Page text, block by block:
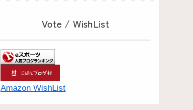
Vote / WishList
Amazon WishList